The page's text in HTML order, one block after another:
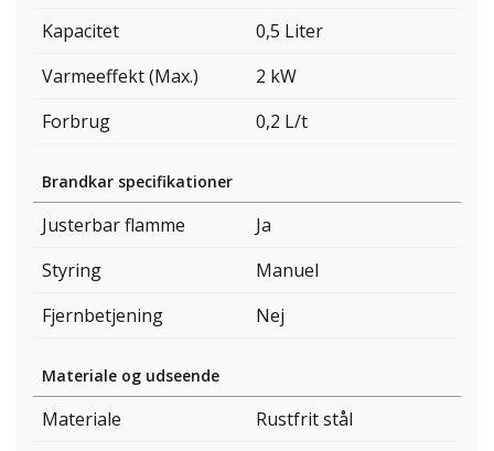
Kapacitet
0,5 Liter
Varmeeffekt (Max.)
2 kW
Forbrug
0,2 L/t
Brandkar specifikationer
Justerbar flamme
Ja
Styring
Manuel
Fjernbetjening
Nej
Materiale og udseende
Materiale
Rustfrit stål